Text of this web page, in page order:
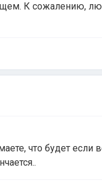
К сожалению,
что будет если